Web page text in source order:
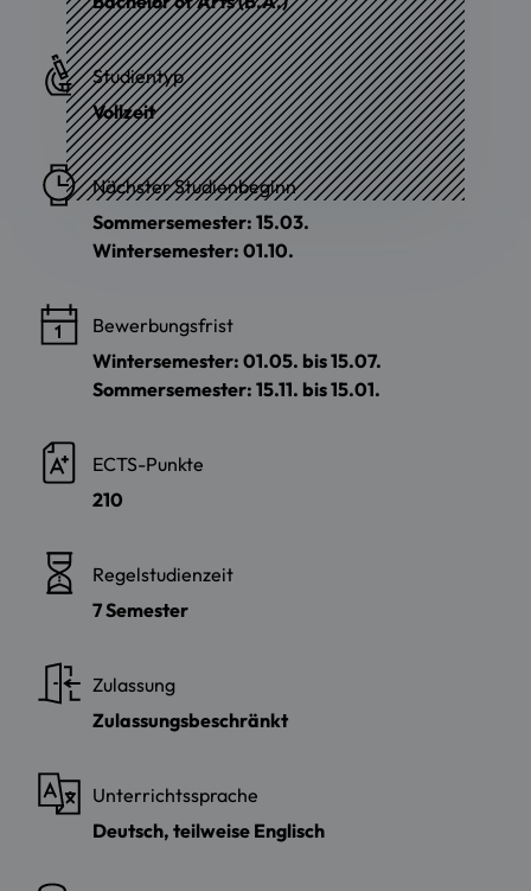
Studientyp
Vollzeit
Nächster Studienbeginn
Sommersemester: 15.03.
Wintersemester: 01.10.
Bewerbungsfrist
Wintersemester: 01.05. bis 15.07.
Sommersemester: 15.11. bis 15.01.
ECTS-Punkte
210
Regelstudienzeit
7 Semester
Zulassung
Zulassungsbeschränkt
Unterrichtssprache
Deutsch, teilweise Englisch